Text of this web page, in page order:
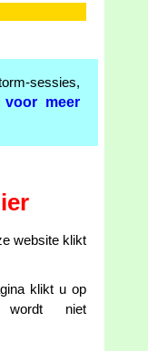
sessies,
meer
website klikt
klikt u op
wordt niet